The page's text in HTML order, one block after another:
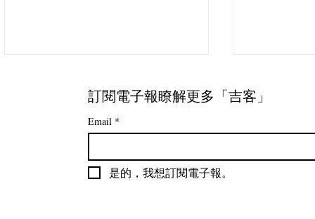
訂閱電子報瞭解更多「吉客」
Email *
是的，我想訂閱電子報。